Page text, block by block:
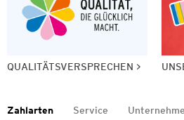
QUALITÄTSVERSPRECHEN
Zahlarten Service